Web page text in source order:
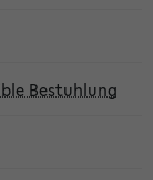
Bestuhlung